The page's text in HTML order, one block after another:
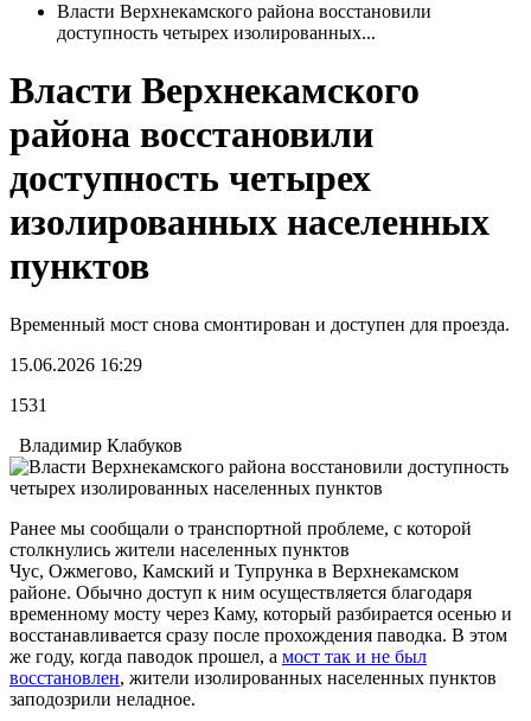
Власти Верхнекамского района восстановили
доступность четырех изолированных...
Власти Верхнекамского
района восстановили
доступность четырех
изолированных населенных
пунктов
Временный мост снова смонтирован и доступен для проезда.
15.06.2026 16:29
1531
Владимир Клабуков
Ранее мы сообщали о транспортной проблеме, с которой
столкнулись жители населенных пунктов
Чус, Ожмегово, Камский и Тупрунка в Верхнекамском
районе. Обычно доступ к ним осуществляется благодаря
временному мосту через Каму, который разбирается осенью и
восстанавливается сразу после прохождения паводка. В этом
же году, когда паводок прошел, а мост так и не был
восстановлен, жители изолированных населенных пунктов
заподозрили неладное.